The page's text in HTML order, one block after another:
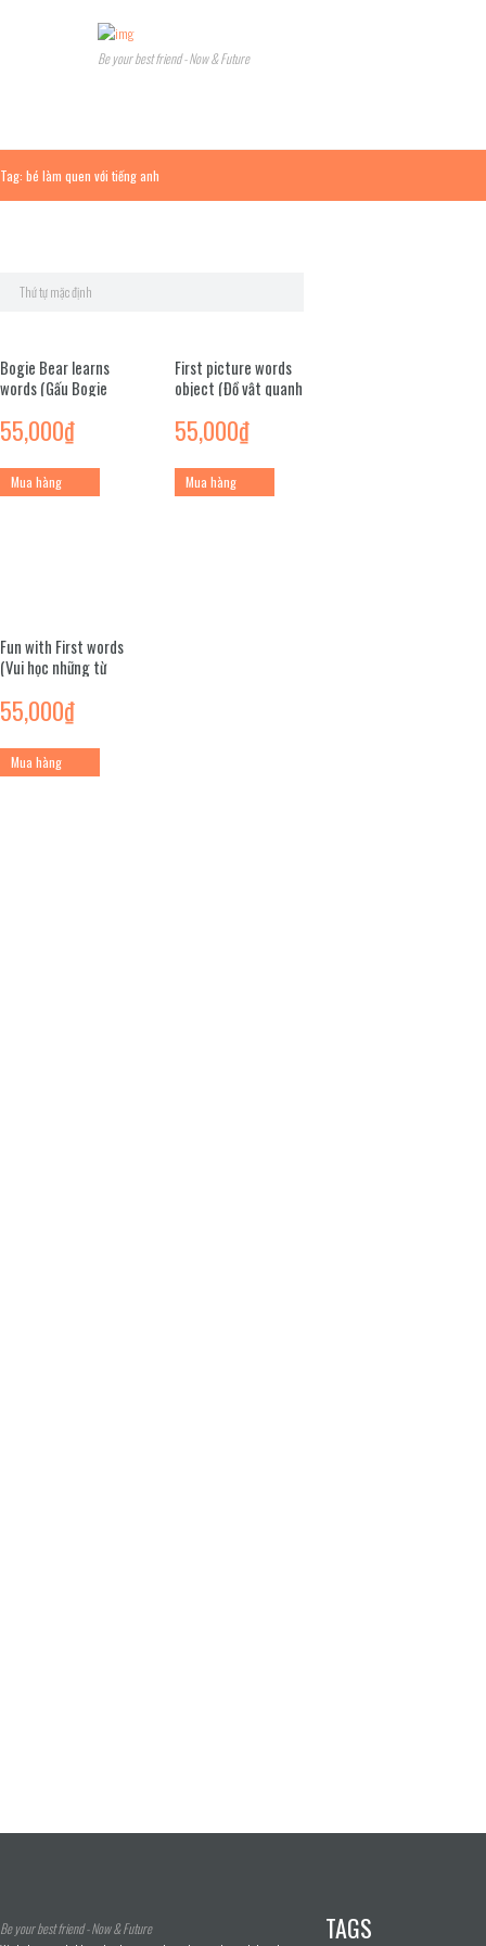
Be your best friend - Now & Future
Tag: bé làm quen với tiếng anh
Bogie Bear learns
words (Gấu Bogie
55,000₫
Mua hàng
First picture words
object (Đồ vật quanh
55,000₫
Mua hàng
Fun with First words
(Vui học những từ
55,000₫
Mua hàng
Be your best friend - Now & Future
TAGS